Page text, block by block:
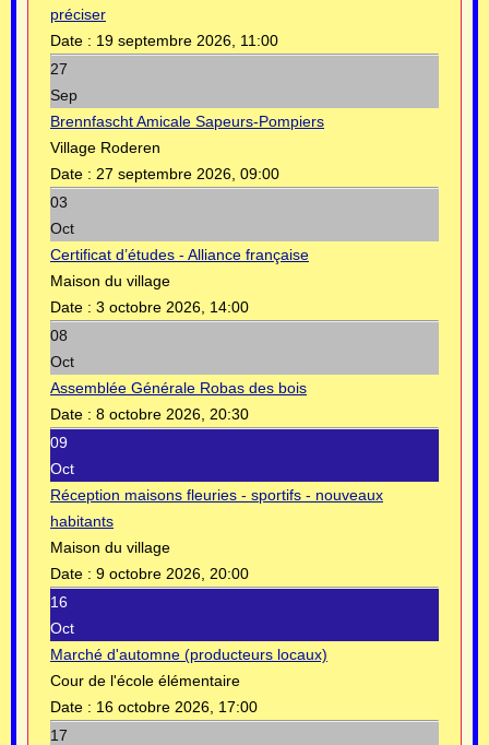
préciser
Date : 19 septembre 2026, 11:00
27
Sep
Brennfascht Amicale Sapeurs-Pompiers
Village Roderen
Date : 27 septembre 2026, 09:00
03
Oct
Certificat d’études - Alliance française
Maison du village
Date : 3 octobre 2026, 14:00
08
Oct
Assemblée Générale Robas des bois
Date : 8 octobre 2026, 20:30
09
Oct
Réception maisons fleuries - sportifs - nouveaux
habitants
Maison du village
Date : 9 octobre 2026, 20:00
16
Oct
Marché d'automne (producteurs locaux)
Cour de l'école élémentaire
Date : 16 octobre 2026, 17:00
17